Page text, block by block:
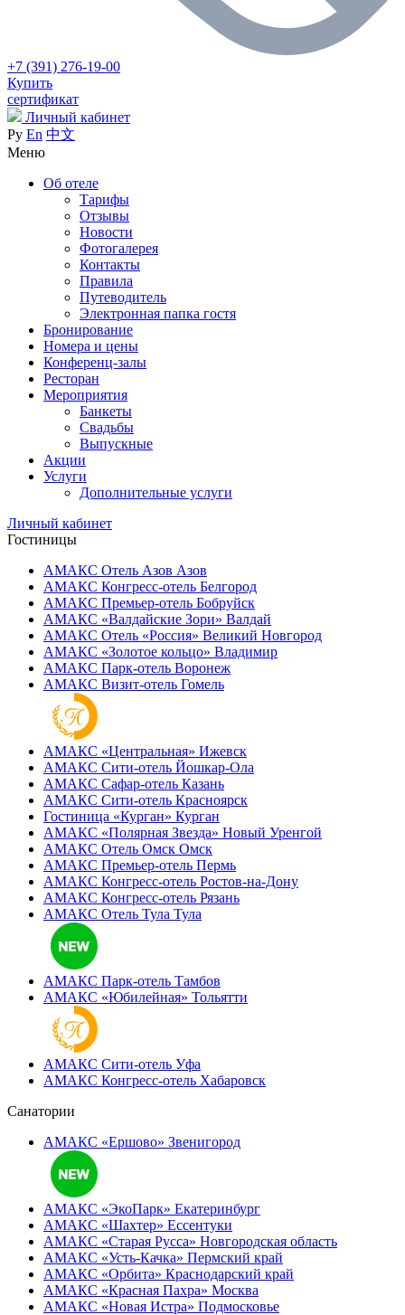
+7 (391) 276-19-00
Купить
сертификат
Личный кабинет
Ру En 中文
Меню
Об отеле
Тарифы
Отзывы
Новости
Фотогалерея
Контакты
Правила
Путеводитель
Электронная папка гостя
Бронирование
Номера и цены
Конференц-залы
Ресторан
Мероприятия
Банкеты
Свадьбы
Выпускные
Акции
Услуги
Дополнительные услуги
Личный кабинет
Гостиницы
АМАКС Отель ‎Азов Азов
АМАКС Конгресс-отель Белгород
АМАКС Премьер-отель Бобруйск
АМАКС «‎Валдайские Зори» Валдай
АМАКС Отель «‎Россия» Великий Новгород
АМАКС «‎Золотое кольцо» Владимир
АМАКС Парк-отель Воронеж
АМАКС Визит-отель Гомель
АМАКС «‎Центральная» Ижевск
АМАКС Сити-отель Йошкар-Ола
АМАКС Сафар-отель Казань
АМАКС Сити-отель Красноярск
Гостиница «‎Курган» Курган
АМАКС «Полярная Звезда» Новый Уренгой
АМАКС Отель ‎Омск Омск
АМАКС Премьер-отель Пермь
АМАКС Конгресс-отель Ростов-на-Дону
АМАКС Конгресс-отель Рязань
АМАКС Отель Тула Тула
АМАКС Парк-отель Тамбов
АМАКС «‎Юбилейная» Тольятти
АМАКС Сити-отель Уфа
АМАКС Конгресс-отель Хабаровск
Санатории
АМАКС «Ершово» Звенигород
АМАКС «ЭкоПарк» Екатеринбург
АМАКС «‎Шахтер» Ессентуки
АМАКС «‎Старая Русса» Новгородская область
АМАКС «‎Усть-Качка» Пермский край
АМАКС «‎Орбита» Краснодарский край
АМАКС «‎Красная Пахра» Москва
АМАКС «‎Новая Истра» Подмосковье